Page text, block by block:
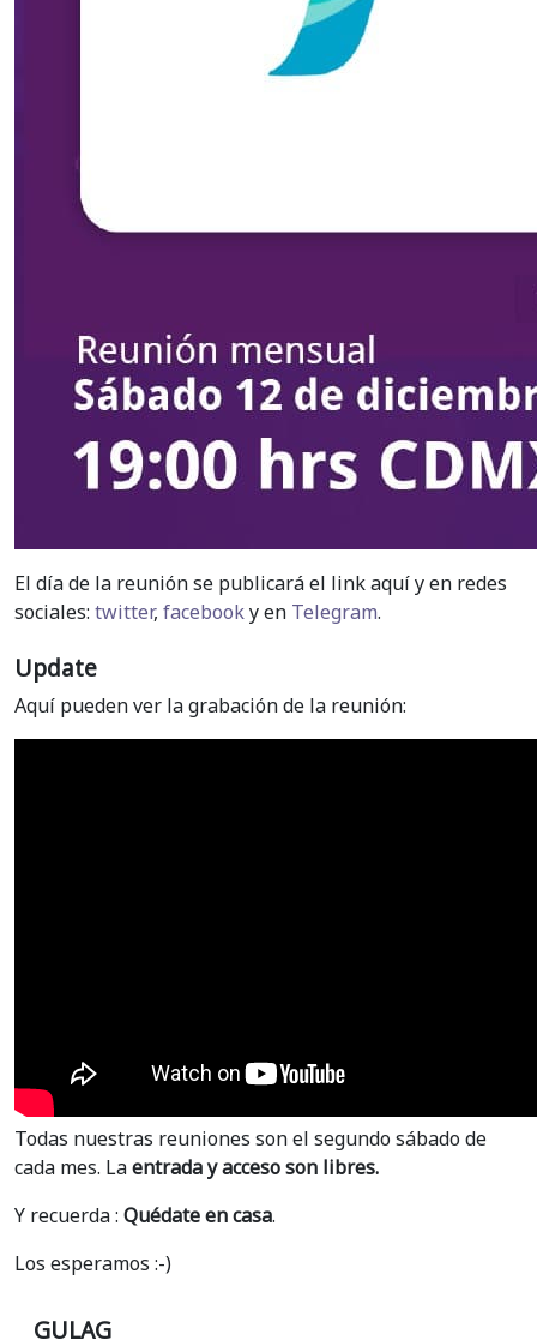
El día de la reunión se publicará el link aquí y en redes
sociales: twitter, facebooky en Telegram.
Update
Aquí pueden ver la grabación de la reunión:
Todas nuestras reuniones son el segundo sábado de
cada mes. Laentrada y acceso son libres.
Y recuerda : Quédate en casa.
Los esperamos :-)
GULAG